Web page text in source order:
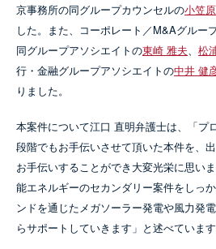
京事務所の同グループカウンセルの小笠
した。また、コーポレート／M&Aグルー
同グループアソシエイトの東崎 雅夫 松
行・金融グループアソシエイトの中井 健
りました。
本案件について江口 直明弁護士は、「プ
段階でもお手伝いさせて頂いた本件を、
お手伝いすることができ大変光栄に思い
能エネルギーのセカンダリー案件をしっ
ンドを通じたメガソーラー発電や風力発
らサポートしていきます」と述べています